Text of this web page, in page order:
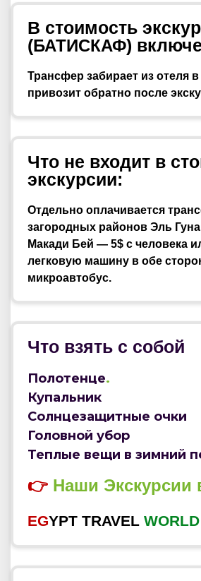
В стоимость
(БАТИСКАФ)
Трансфер забирает из отеля в
привозит обратно после
Что не входит в
экскурсии:
Отдельно оплачивается
загородных районов Эль
Макади Бей — 5$ с человека
легковую машину в обе
микроавтобус.
Что взять с собой
Полотенце.
Купальник
Солнцезащитные очки
Головной убор
Теплые вещи в зимний
👉 Наши Экскурсии
EGYPT TRAVEL WORLD